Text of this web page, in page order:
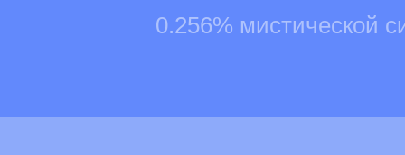
0.256% мистической